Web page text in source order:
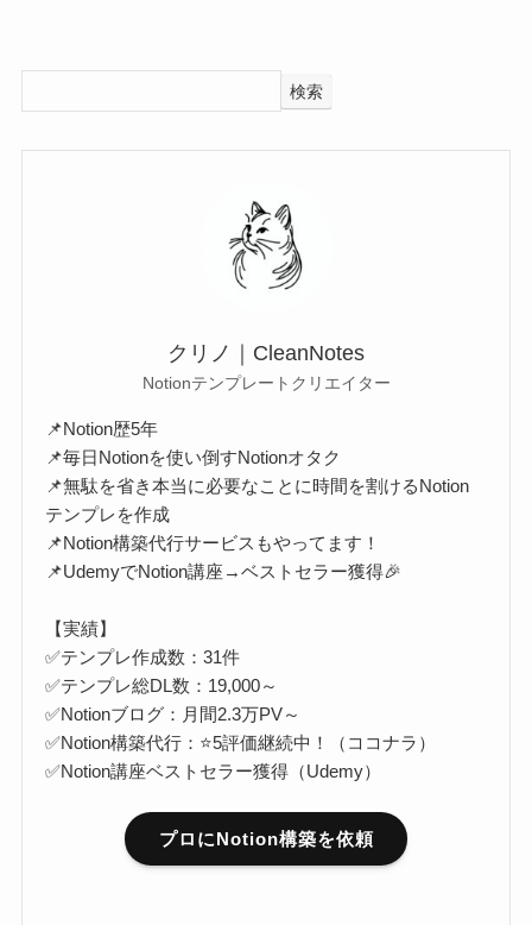
検索
クリノ｜CleanNotes
Notionテンプレートクリエイター
📌Notion歴5年
📌毎日Notionを使い倒すNotionオタク
📌無駄を省き本当に必要なことに時間を割けるNotion
テンプレを作成
📌Notion構築代行サービスもやってます！
📌UdemyでNotion講座→ベストセラー獲得🎉
【実績】
✅テンプレ作成数：31件
✅テンプレ総DL数：19,000～
✅Notionブログ：月間2.3万PV～
✅Notion構築代行：⭐5評価継続中！（ココナラ）
✅Notion講座ベストセラー獲得（Udemy）
プロにNotion構築を依頼